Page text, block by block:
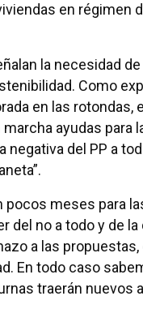
en régimen
la necesidad
Como
en las rotondas,
ayudas para
del PP a
pocos meses para
del no a todo y de
a las
En todo caso
traerán nuevos